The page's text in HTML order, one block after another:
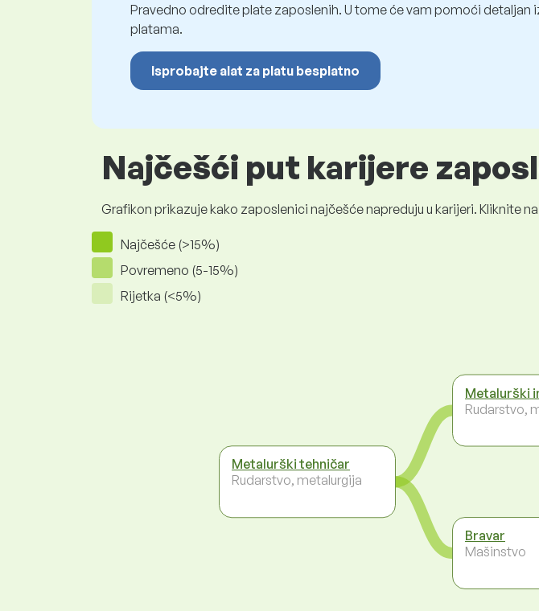
Pravedno odredite plate zaposlenih. U tome će vam pomoći
platama.
Isprobajte alat za platu besplatno
Najčešći put karijere
Grafikon prikazuje kako zaposlenici najčešće napreduju u karijeri. Kliknite
Najčešće (>15%)
Povremeno (5-15%)
Rijetka (<5%)
Metalurški tehničar
Rudarstvo, metalurgija
Metalurški
Rudarstvo,
Bravar
Mašinstvo